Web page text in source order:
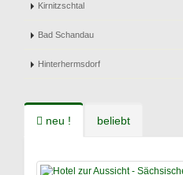
Kirnitzschtal
Bad Schandau
Hinterhermsdorf
neu ! beliebt